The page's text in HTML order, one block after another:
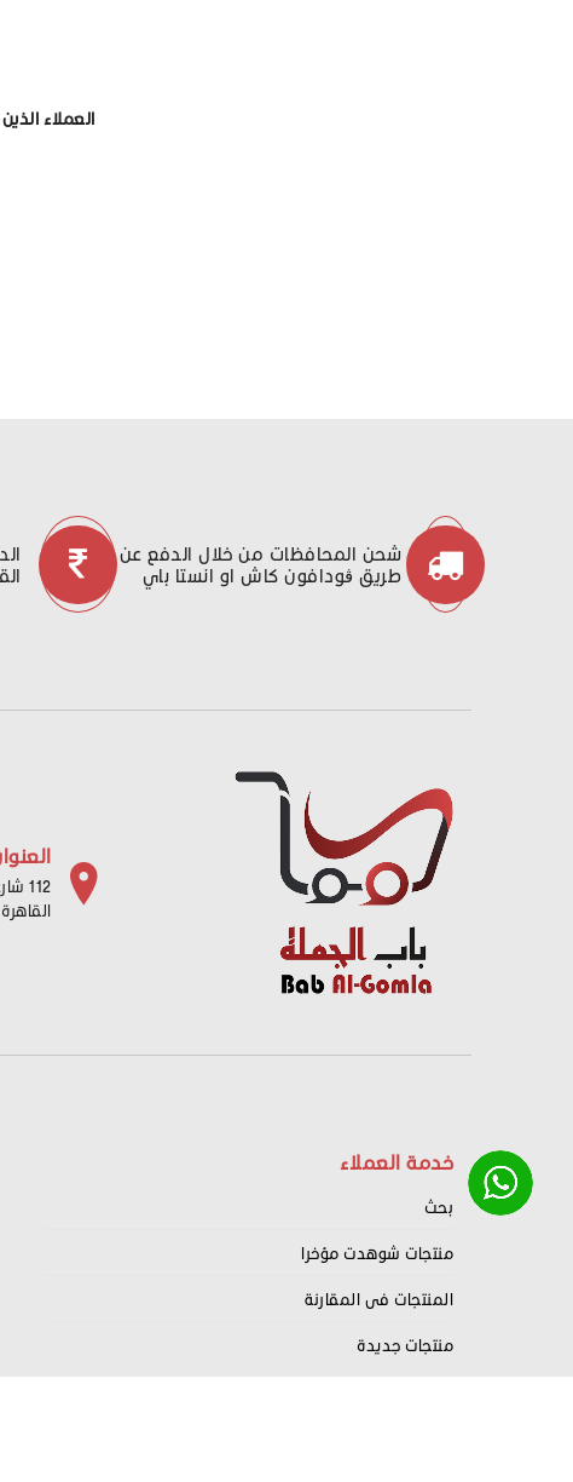
العملاء
شحن المحافظات من خلال الدفع عن
طريق ڤودافون كاش او انستا باي
112 شارع باب البحر
خدمة العملاء
بحث
منتجات شوهدت مؤخرا
المنتجات فى المقارنة
منتجات جديدة